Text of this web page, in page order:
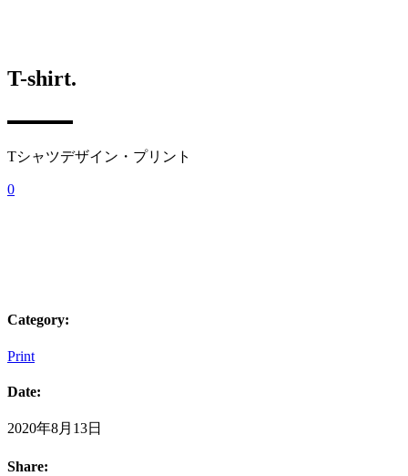
T-shirt.
Tシャツデザイン・プリント
0
Category:
Print
Date:
2020年8月13日
Share: